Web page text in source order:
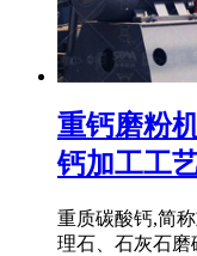
重钙磨粉
钙加工工
重质碳酸钙,简
理石、石灰石磨